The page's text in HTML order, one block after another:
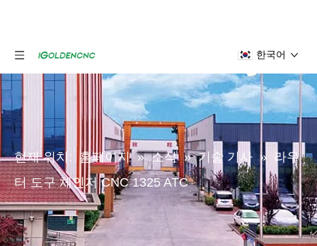
한국어
현재 위치: 홈페이지 » 소식 » 기술 기사 »
라우
터 도구 체인저 CNC 1325 ATC